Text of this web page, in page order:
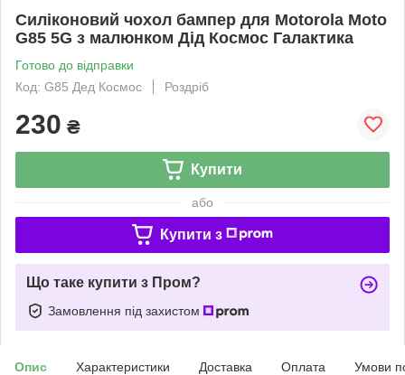
Силіконовий чохол бампер для Motorola Moto
G85 5G з малюнком Дід Космос Галактика
Готово до відправки
Код: G85 Дед Космос
Роздріб
230 ₴
Купити
або
Купити з
Що таке купити з Пром?
Замовлення під захистом
Опис Характеристики Доставка Оплата Умови